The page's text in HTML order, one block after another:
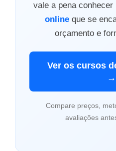
vale a pena conhecer
online que se
orçamento e
Ver os cursos
→
Compare preços,
avaliações